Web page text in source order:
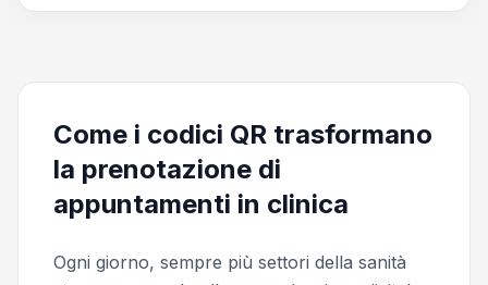
Come i codici QR trasformano
la prenotazione di
appuntamenti in clinica
Ogni giorno, sempre più settori della sanità